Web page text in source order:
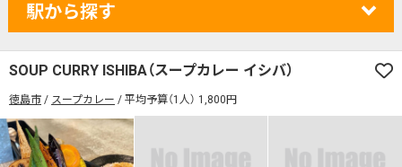
カレーのジャンルを絞り込む
無料駐車場あり
モーニングあり
駅から探す
カレーのジャンルを絞り込む
席の予約可
SOUP CURRY ISHIBA（スープカレー イシバ）
徳島市 スープカレー 平均予算（1人） 1,800円